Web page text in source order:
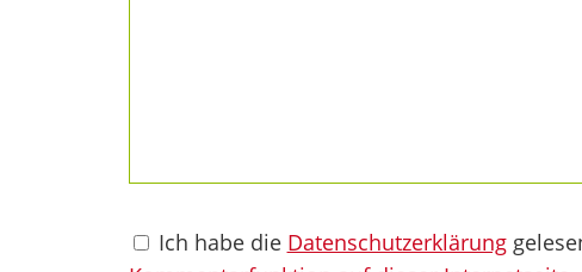
Ich habe die Datenschutzerklärung